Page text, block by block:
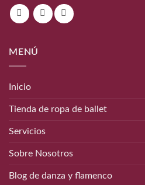
MENÚ
Inicio
Tienda de ropa de ballet
Servicios
Sobre Nosotros
Blog de danza y flamenco